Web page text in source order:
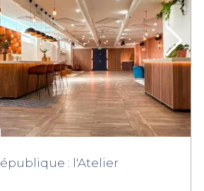
La Fabrique République : l'Atelier